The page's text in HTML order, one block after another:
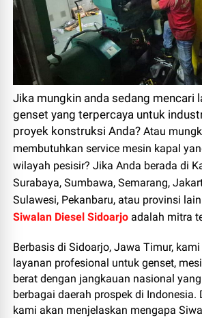
Jika mungkin anda sedang mencari
genset yang terpercaya untuk
proyek konstruksi Anda? Atau
membutuhkan service mesin kapal
wilayah pesisir? Jika Anda berada di
Surabaya, Sumbawa, Semarang,
Sulawesi, Pekanbaru, atau provinsi
Siwalan Diesel Sidoarjo adalah mitra
Berbasis di Sidoarjo, Jawa Timur,
layanan profesional untuk genset,
berat dengan jangkauan nasional
berbagai daerah prospek di Indonesia.
kami akan menjelaskan mengapa